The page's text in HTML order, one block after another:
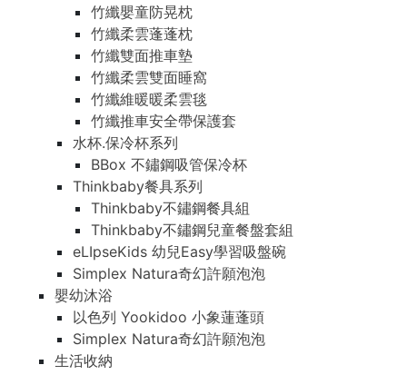
竹纖嬰童防晃枕
竹纖柔雲蓬蓬枕
竹纖雙面推車墊
竹纖柔雲雙面睡窩
竹纖維暖暖柔雲毯
竹纖推車安全帶保護套
水杯.保冷杯系列
BBox 不鏽鋼吸管保冷杯
Thinkbaby餐具系列
Thinkbaby不鏽鋼餐具組
Thinkbaby不鏽鋼兒童餐盤套組
eLIpseKids 幼兒Easy學習吸盤碗
Simplex Natura奇幻許願泡泡
嬰幼沐浴
以色列 Yookidoo 小象蓮蓬頭
Simplex Natura奇幻許願泡泡
生活收納